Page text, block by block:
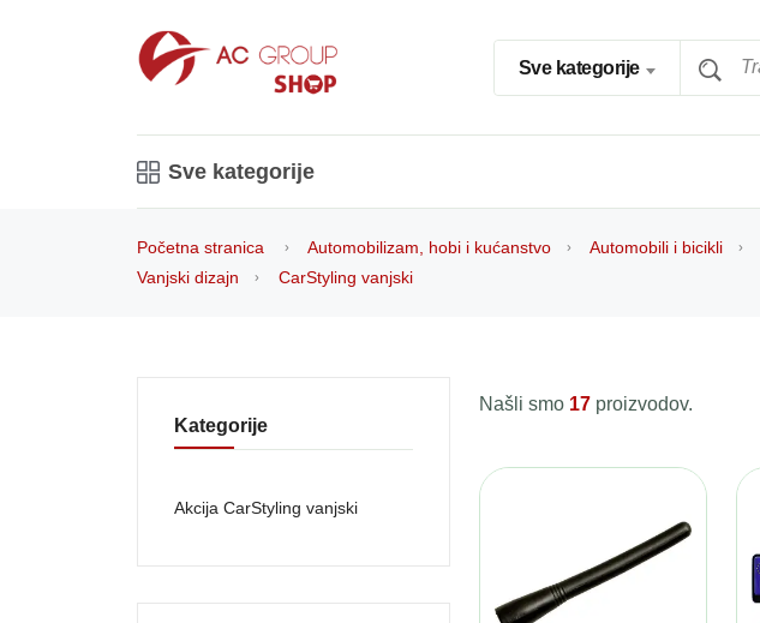
Sve kategorije
Sve kategorije
Početna stranica Automobilizam, hobi i kućanstvo Automobili i bicikli
Vanjski dizajn
CarStyling vanjski
Našli smo 17 proizvodov.
Kategorije
Akcija CarStyling vanjski